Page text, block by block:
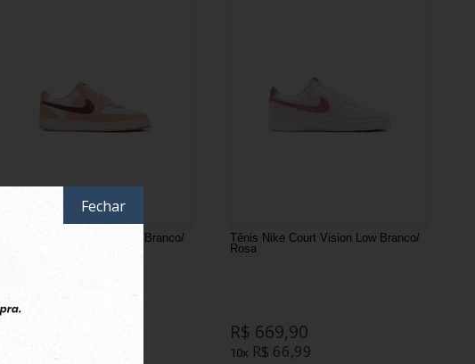
Tênis Nike Court Vision Low Branco/
Tênis Nike Court Vision Low Branco/
Rosa
R$ 669,90
10x R$ 66,99
Fechar